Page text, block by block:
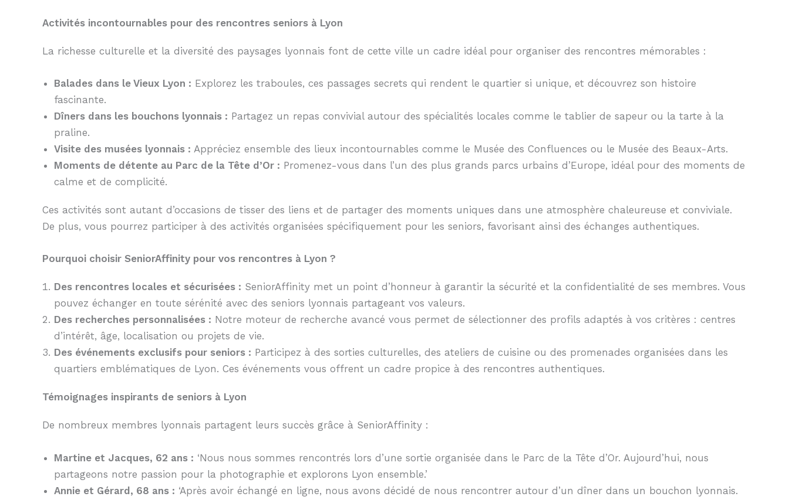
Activités incontournables pour des rencontres seniors à Lyon
La richesse culturelle et la diversité des paysages lyonnais font de cette ville un cadre idéal pour organiser des rencontres mémorables :
Balades dans le Vieux Lyon : Explorez les traboules, ces passages secrets qui rendent le quartier si unique, et découvrez son histoire
fascinante.
Dîners dans les bouchons lyonnais : Partagez un repas convivial autour des spécialités locales comme le tablier de sapeur ou la tarte à la
praline.
Visite des musées lyonnais : Appréciez ensemble des lieux incontournables comme le Musée des Confluences ou le Musée des Beaux-Arts.
Moments de détente au Parc de la Tête d’Or : Promenez-vous dans l’un des plus grands parcs urbains d’Europe, idéal pour des moments de
calme et de complicité.
Ces activités sont autant d’occasions de tisser des liens et de partager des moments uniques dans une atmosphère chaleureuse et conviviale.
De plus, vous pourrez participer à des activités organisées spécifiquement pour les seniors, favorisant ainsi des échanges authentiques.
Pourquoi choisir SeniorAffinity pour vos rencontres à Lyon ?
Des rencontres locales et sécurisées : SeniorAffinity met un point d’honneur à garantir la sécurité et la confidentialité de ses membres. Vous
pouvez échanger en toute sérénité avec des seniors lyonnais partageant vos valeurs.
Des recherches personnalisées : Notre moteur de recherche avancé vous permet de sélectionner des profils adaptés à vos critères : centres
d’intérêt, âge, localisation ou projets de vie.
Des événements exclusifs pour seniors : Participez à des sorties culturelles, des ateliers de cuisine ou des promenades organisées dans les
quartiers emblématiques de Lyon. Ces événements vous offrent un cadre propice à des rencontres authentiques.
Témoignages inspirants de seniors à Lyon
De nombreux membres lyonnais partagent leurs succès grâce à SeniorAffinity :
Martine et Jacques, 62 ans : ‘Nous nous sommes rencontrés lors d’une sortie organisée dans le Parc de la Tête d’Or. Aujourd’hui, nous
partageons notre passion pour la photographie et explorons Lyon ensemble.’
Annie et Gérard, 68 ans : ‘Après avoir échangé en ligne, nous avons décidé de nous rencontrer autour d’un dîner dans un bouchon lyonnais.